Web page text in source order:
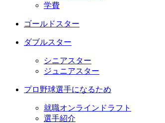
学費
ゴールドスター
ダブルスター
シニアスター
ジュニアスター
プロ野球選手になるため
就職オンラインドラフト
選手紹介